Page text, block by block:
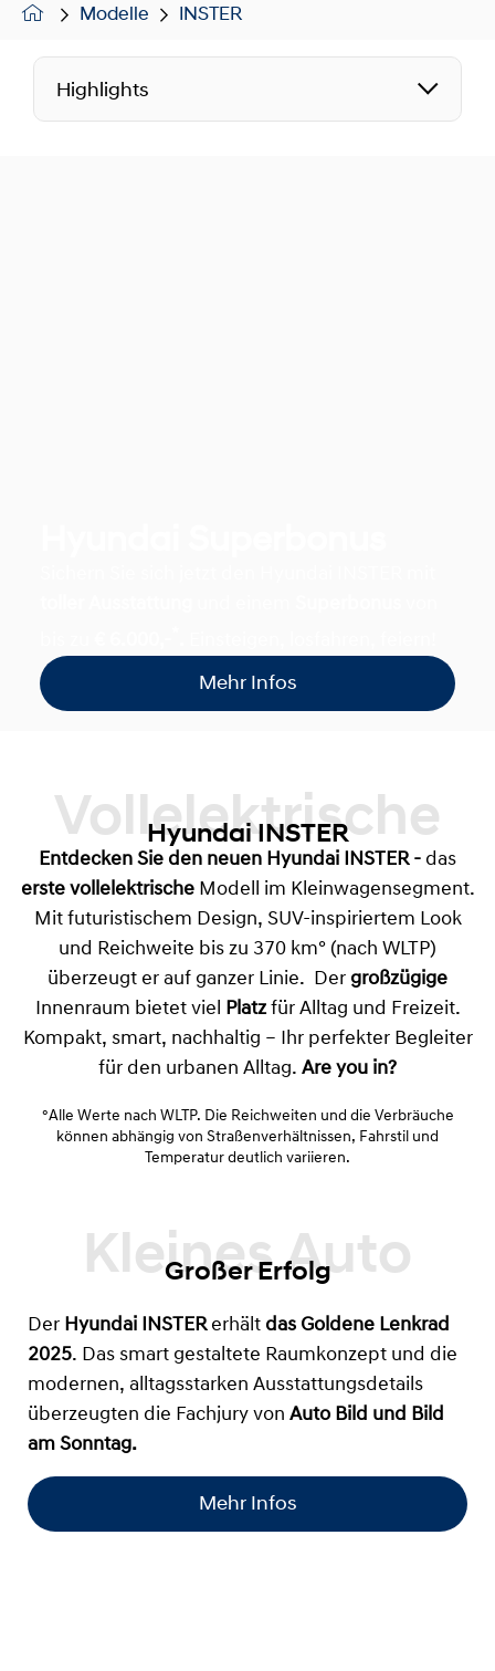
Modelle INSTER
Highlights
Mehr Infos
Vollelektrische
Hyundai INSTER
Entdecken Sie den neuen Hyundai INSTER- das
erste vollelektrischeModell im Kleinwagensegment.
Mit futuristischem Design, SUV-inspiriertem Look
und Reichweite bis zu 370 km° (nach WLTP)
überzeugt er auf ganzer Linie. Der großzügige
Innenraum bietet viel
Platzfür Alltag und Freizeit.
Kompakt, smart, nachhaltig – Ihr perfekter Begleiter
für den urbanen Alltag. Are you in?
°Alle Werte nach WLTP. Die Reichweiten und die Verbräuche
können abhängig von Straßenverhältnissen, Fahrstil und
Temperatur deutlich variieren.
Großer Erfolg
Der Hyundai INSTERerhält das Goldene Lenkrad
2025. Das smart gestaltete Raumkonzept und die
modernen, alltagsstarken Ausstattungsdetails
überzeugten die Fachjury von Auto Bild und Bild
am Sonntag.
Mehr Infos